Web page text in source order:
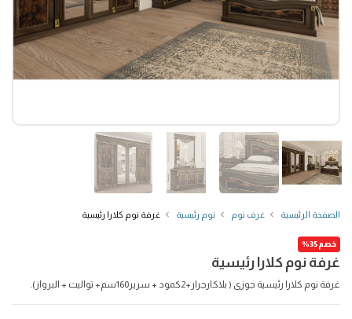
الصفحة الرئيسية غرف نوم نوم رئيسية غرفة نوم كلارا رئيسية
غرفة نوم كلارا رئيسية
خصم35%
غرفة نوم كلارا رئيسية جوزى ( بلاكارجرار+2كمود + سرير160سم+ تواليت + البرواز).